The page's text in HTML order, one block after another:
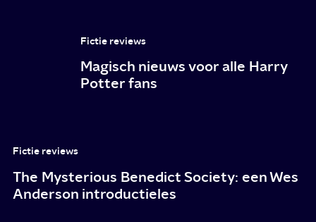
Fictie reviews
Magisch nieuws voor alle Harry
Potter fans
Fictie reviews
The Mysterious Benedict Society: een Wes
Anderson introductieles